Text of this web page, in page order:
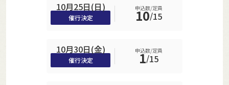
10月25日(日)
催行決定
申込数/定員
10/15
10月30日(金)
催行決定
申込数/定員
1/15